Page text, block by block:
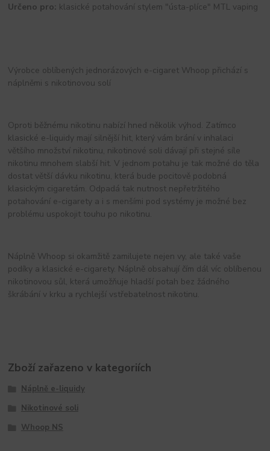
Určeno pro: klasické potahování stylem "ústa-plíce" MTL vaping
Výrobce oblíbených jednorázových e-cigaret Whoop přichází s
náplněmi s nikotinovou solí
Oproti běžnému nikotinu nabízí hned několik výhod. Zatímco
klasické e-liquidy mají silnější hit, který vám brání v inhalaci
většího množství nikotinu, nikotinové soli dávají při stejné síle
nikotinu mnohem slabší hit. V jednom potahu je tak možné do těla
dostat větší dávku nikotinu, která bude pocitově podobná
klasickým cigaretám. Odpadá tak nutnost nepřetržitého
potahování e-cigarety a i s menšími pod systémy je možné bez
problému uspokojit touhu po nikotinu.
Náplně Whoop si okamžitě zamilujete nejen vy, ale také vaše
podíky a klasické e-cigarety. Náplně obsahují čím dál víc oblíbenou
nikotinovou sůl, která umožňuje hladší potah bez žádného
škrábání v krku a rychlejší vstřebatelnost nikotinu.
Zboží zařazeno v kategoriích
Náplně e-liquidy
Nikotinové soli
Whoop NS